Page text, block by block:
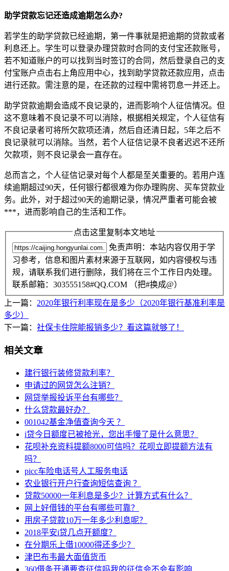
助学贷款忘记还造成逾期怎么办?
若学生的助学贷款已经逾期，第一件事就是把逾期的贷款或者
利息还上。学生可以登录办理贷款时合同的支付宝还款账号，
若不知道账户的可以找到当时签订的合同，然后登录自己的支
付宝账户点击右上角应用中心，找到助学贷款还款应用，点击
进行还款。需注意的是，在还款的过程中需将罚息一并还上。
助学贷款逾期会造成不良记录的，进而影响个人征信情况。但
这不意味着不良记录不可以消除，根据相关规定，个人征信有
不良记录者可将所欠款项还清，然后自还清日起，5年之后不
良记录就可以消除。当然，若个人征信记录不良者迟迟不还所
欠款项，则不良记录会一直存在。
总而言之，个人征信记录对每个人都是至关重要的。若用户连
续逾期超过90天，任何银行都很难为你办理购房、买车贷款业
务。此外，对于超过90天的逾期记录，情况严重者可能会被
***，进而影响自己的生活和工作。
点击这里复制本文地址
免责声明：本站内容仅用于学
习参考，信息和图片素材来源于互联网，如内容侵权与违
规，请联系我们进行删除，我们将在三个工作日内处理。
联系邮箱：303555158#QQ.COM （把#换成@）
上一篇： 2020年银行利率现在是多少（2020年银行基准利率是
多少）
下一篇： 社保卡住院能报销多少？看这篇就够了！
相关文章
建行银行装修贷款利率？
申请过的网贷怎么注销？
网贷举报投诉平台有哪些？
什么贷款最好办？
001042基金净值查询今天 ？
i贷今日额度已被抢光，您出手慢了是什么意思？
花呗补充资料提额8000可信吗？花呗立即提额方法有
吗？
picc车险电话号人工服务电话
农业银行开户行查询短信查询 ？
贷款50000一年利息是多少？计算方式有什么？
网上好借钱的平台有哪些可靠？
用房子贷款10万一年多少利息呢？
2018平安i贷几点开额度？
在分期乐上借10000得还多少？
津巴布韦最大面值货币
360借条开通要查征信吗我的征信会不会有影响